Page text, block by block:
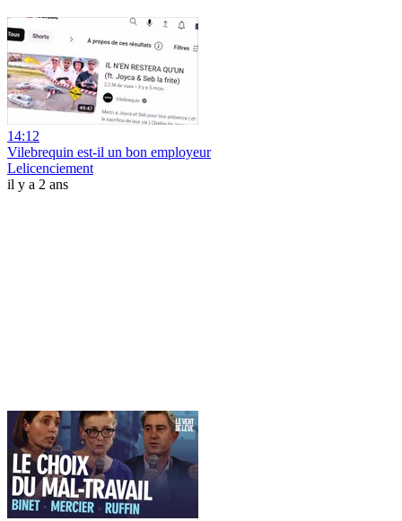
14:12
Vilebrequin est-il un bon employeur
Lelicenciement
il y a 2 ans